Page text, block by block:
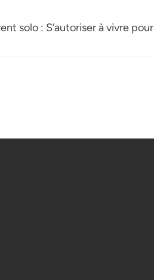
solo : S’autoriser à vivre